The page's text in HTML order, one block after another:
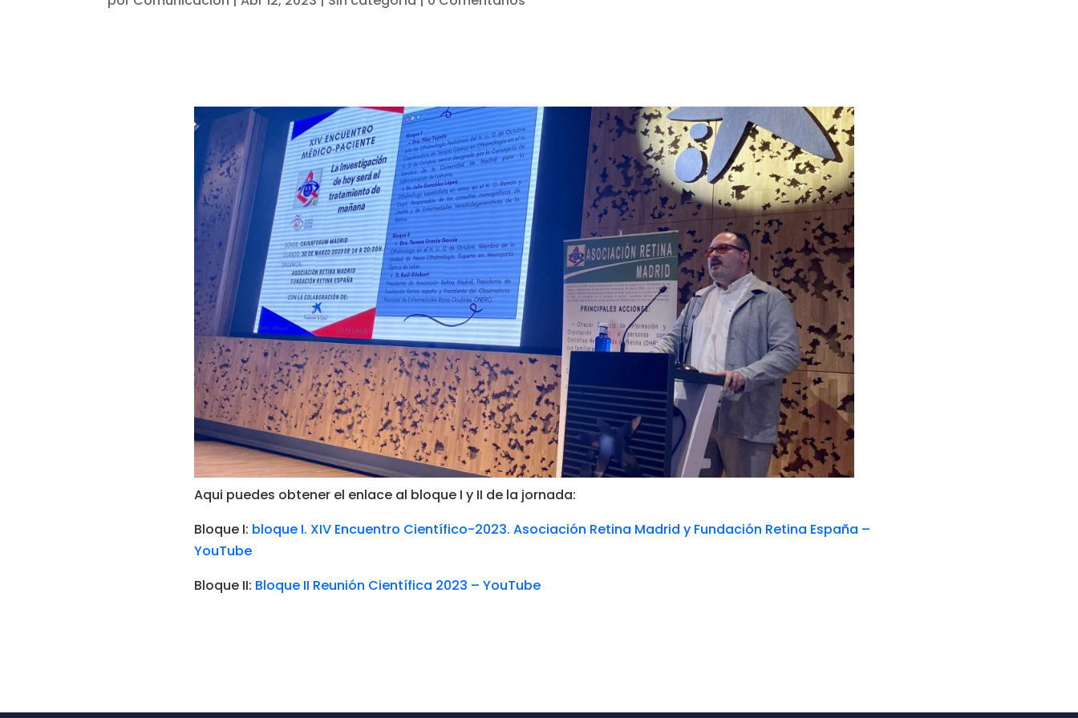
Aqui puedes obtener el enlace al bloque I y II de la jornada:
Bloque I: bloque I. XIV Encuentro Científico-2023. Asociación Retina Madrid y Fundación Retina España –
YouTube
Bloque II: Bloque II Reunión Científica 2023 – YouTube